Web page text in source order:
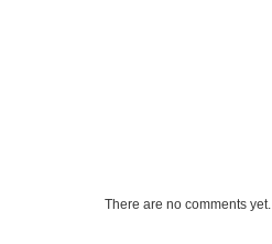
There are no comments yet.